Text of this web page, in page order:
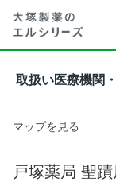
取扱い医療機関
マップを見る
戸塚薬局 聖